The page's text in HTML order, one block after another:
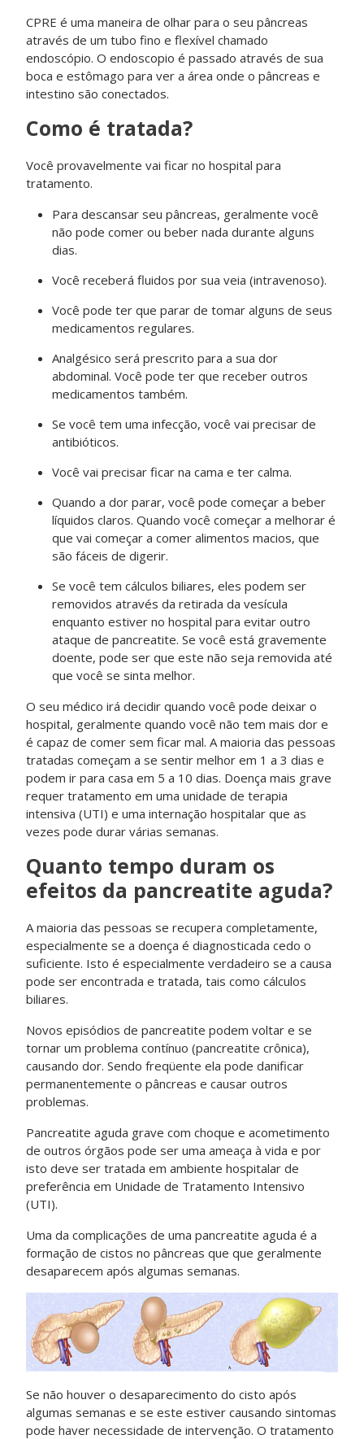
CPRE é uma maneira de olhar para o seu pâncreas
através de um tubo fino e flexível chamado
endoscópio. O endoscopio é passado através de sua
boca e estômago para ver a área onde o pâncreas e
intestino são conectados.
Como é tratada?
Você provavelmente vai ficar no hospital para
tratamento.
Para descansar seu pâncreas, geralmente você
não pode comer ou beber nada durante alguns
dias.
Você receberá fluidos por sua veia (intravenoso).
Você pode ter que parar de tomar alguns de seus
medicamentos regulares.
Analgésico será prescrito para a sua dor
abdominal. Você pode ter que receber outros
medicamentos também.
Se você tem uma infecção, você vai precisar de
antibióticos.
Você vai precisar ficar na cama e ter calma.
Quando a dor parar, você pode começar a beber
líquidos claros. Quando você começar a melhorar é
que vai começar a comer alimentos macios, que
são fáceis de digerir.
Se você tem cálculos biliares, eles podem ser
removidos através da retirada da vesícula
enquanto estiver no hospital para evitar outro
ataque de pancreatite. Se você está gravemente
doente, pode ser que este não seja removida até
que você se sinta melhor.
O seu médico irá decidir quando você pode deixar o
hospital, geralmente quando você não tem mais dor e
é capaz de comer sem ficar mal. A maioria das pessoas
tratadas começam a se sentir melhor em 1 a 3 dias e
podem ir para casa em 5 a 10 dias. Doença mais grave
requer tratamento em uma unidade de terapia
intensiva (UTI) e uma internação hospitalar que as
vezes pode durar várias semanas.
Quanto tempo duram os
efeitos da pancreatite aguda?
A maioria das pessoas se recupera completamente,
especialmente se a doença é diagnosticada cedo o
suficiente. Isto é especialmente verdadeiro se a causa
pode ser encontrada e tratada, tais como cálculos
biliares.
Novos episódios de pancreatite podem voltar e se
tornar um problema contínuo (pancreatite crônica),
causando dor. Sendo freqüente ela pode danificar
permanentemente o pâncreas e causar outros
problemas.
Pancreatite aguda grave com choque e acometimento
de outros órgãos pode ser uma ameaça à vida e por
isto deve ser tratada em ambiente hospitalar de
preferência em Unidade de Tratamento Intensivo
(UTI).
Uma da complicações de uma pancreatite aguda é a
formação de cistos no pâncreas que que geralmente
desaparecem após algumas semanas.
Se não houver o desaparecimento do cisto após
algumas semanas e se este estiver causando sintomas
pode haver necessidade de intervenção. O tratamento